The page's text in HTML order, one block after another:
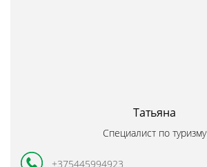
Татьяна
Специалист по туризму
+375445994923